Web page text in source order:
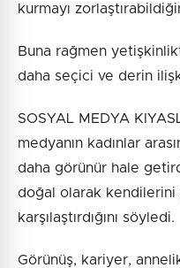
kurmayı
Buna rağmen
daha seçici ve derin
SOSYAL MEDYA
medyanın kadınlar
daha görünür hale
doğal olarak
karşılaştırdığını söyledi.
Görünüş, kariyer,